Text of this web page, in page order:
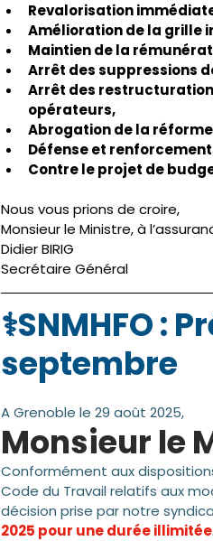
Revalorisation
Amélioration de la grille
Maintien de la
Arrêt des suppressions
Arrêt des
opérateurs,
Abrogation de la
Défense et
Contre le projet de
Nous vous prions de croire,
Monsieur le Ministre, à
Didier BIRIG
Secrétaire Général
⚕️SNMHFO :
septembre
A Grenoble le 29 août 2025,
Monsieur le
Conformément aux
Code du Travail relatifs aux
décision prise par notre
2025 pour une durée illimitée.